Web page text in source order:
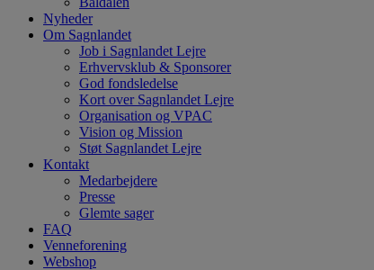
Nyheder
Om Sagnlandet
Job i Sagnlandet Lejre
Erhvervsklub & Sponsorer
God fondsledelse
Kort over Sagnlandet Lejre
Organisation og VPAC
Vision og Mission
Støt Sagnlandet Lejre
Kontakt
Medarbejdere
Presse
Glemte sager
FAQ
Venneforening
Webshop